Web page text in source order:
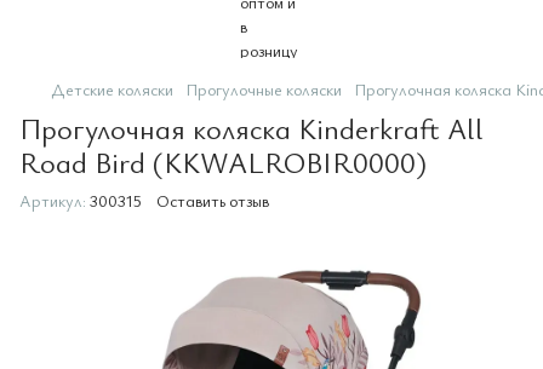
Детские коляски Прогулочные коляски Прогулочная коляска
Прогулочная коляска Kinderkraft All
Road Bird (KKWALROBIR0000)
Артикул: 300315 Оставить отзыв